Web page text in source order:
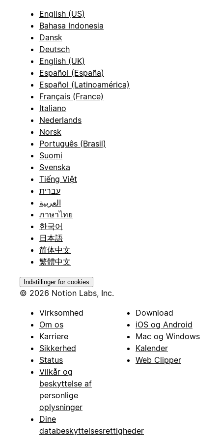
English (US)
Bahasa Indonesia
Dansk
Deutsch
English (UK)
Español (España)
Español (Latinoamérica)
Français (France)
Italiano
Nederlands
Norsk
Português (Brasil)
Suomi
Svenska
Tiếng Việt
עברית
العربية
ภาษาไทย
한국어
日本語
简体中文
繁體中文
Indstillinger for cookies
© 2026 Notion Labs, Inc.
Virksomhed
Om os
Karriere
Sikkerhed
Status
Vilkår og
beskyttelse af
personlige
oplysninger
Dine
databeskyttelsesrettigheder
Download
iOS og Android
Mac og Windows
Kalender
Web Clipper